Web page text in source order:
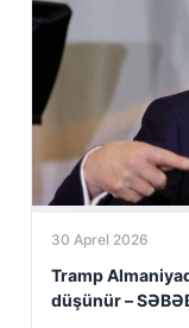
30 Aprel 2026
Tramp
düşünür –